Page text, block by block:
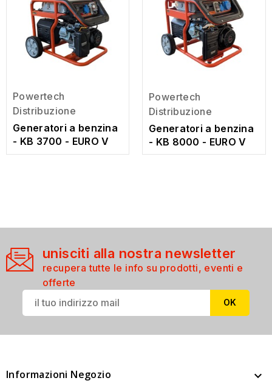
Powertech
Distribuzione
Generatori a benzina
- KB 3700 - EURO V
Powertech
Distribuzione
Generatori a benzina
- KB 8000 - EURO V
unisciti alla nostra newsletter
recupera tutte le info su prodotti, eventi e
offerte
Informazioni Negozio 